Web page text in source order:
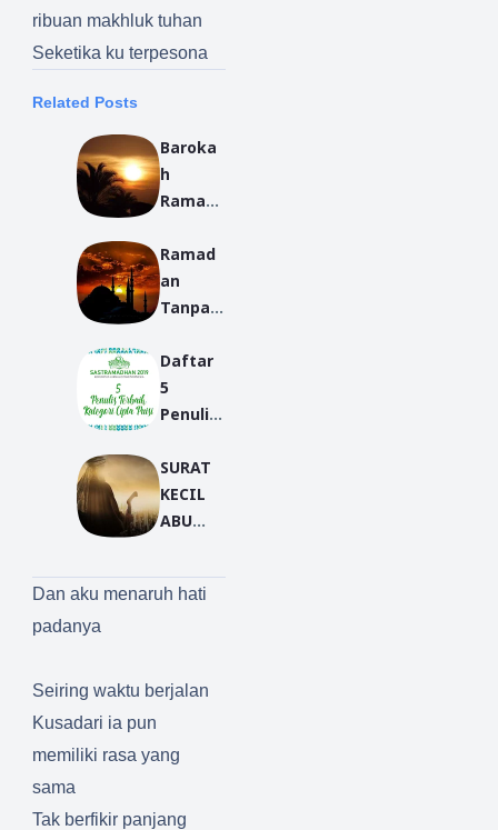
ribuan makhluk tuhan
Seketika ku terpesona
Related Posts
Baroka
h
Ramad
Ramad
an
Tanpa
Tua
Daftar
5
Penulis
Kategor
i Cipta
Puisi |
madha
n 2019
SURAT
KECIL
ABU
Dan aku menaruh hati
padanya
Seiring waktu berjalan
Kusadari ia pun
memiliki rasa yang
sama
Tak berfikir panjang